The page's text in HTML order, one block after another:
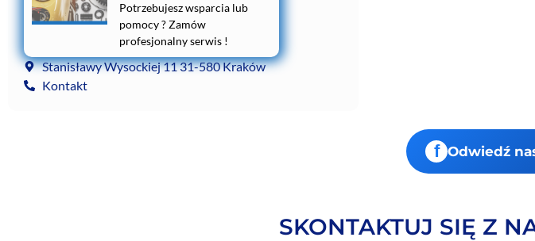
Potrzebujesz wsparcia lub
pomocy ? Zamów
profesjonalny serwis !
Stanisławy Wysockiej 11 31-580 Kraków
Kontakt
f Odwiedź
SKONTAKTUJ SIĘ Z